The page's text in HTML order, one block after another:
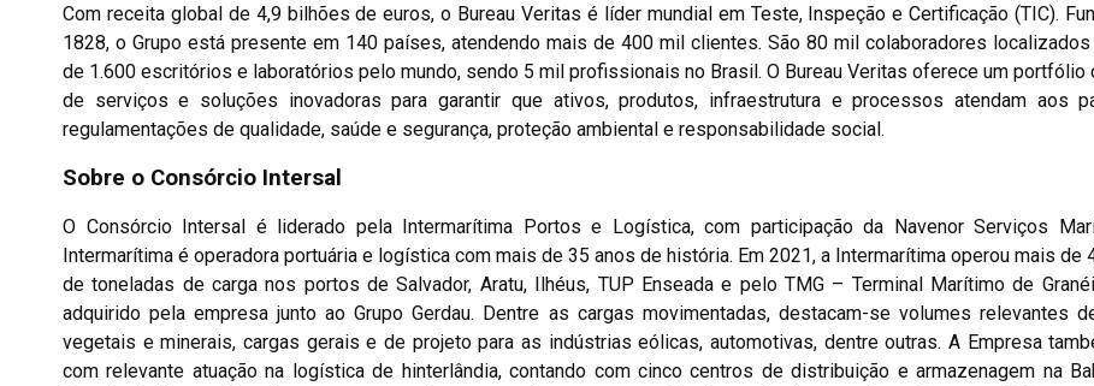
Com receita global de 4,9 bilhões de euros, o Bureau Veritas é líder mundial em Teste, Inspeção e Certificação (TIC).
1828, o Grupo está presente em 140 países, atendendo mais de 400 mil clientes. São 80 mil colaboradores
de 1.600 escritórios e laboratórios pelo mundo, sendo 5 mil profissionais no Brasil. O Bureau Veritas oferece um portfólio
de serviços e soluções inovadoras para garantir que ativos, produtos, infraestrutura e processos atendam aos
regulamentações de qualidade, saúde e segurança, proteção ambiental e responsabilidade social.
Sobre o Consórcio Intersal
O Consórcio Intersal é liderado pela Intermarítima Portos e Logística, com participação da Navenor Serviços
Intermarítima é operadora portuária e logística com mais de 35 anos de história. Em 2021, a Intermarítima operou mais de
de toneladas de carga nos portos de Salvador, Aratu, Ilhéus, TUP Enseada e pelo TMG – Terminal Marítimo de
adquirido pela empresa junto ao Grupo Gerdau. Dentre as cargas movimentadas, destacam-se volumes relevantes
vegetais e minerais, cargas gerais e de projeto para as indústrias eólicas, automotivas, dentre outras. A Empresa
com relevante atuação na logística de hinterlândia, contando com cinco centros de distribuição e armazenagem na